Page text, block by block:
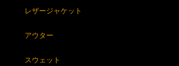
レザージャケット
アウター
スウェット